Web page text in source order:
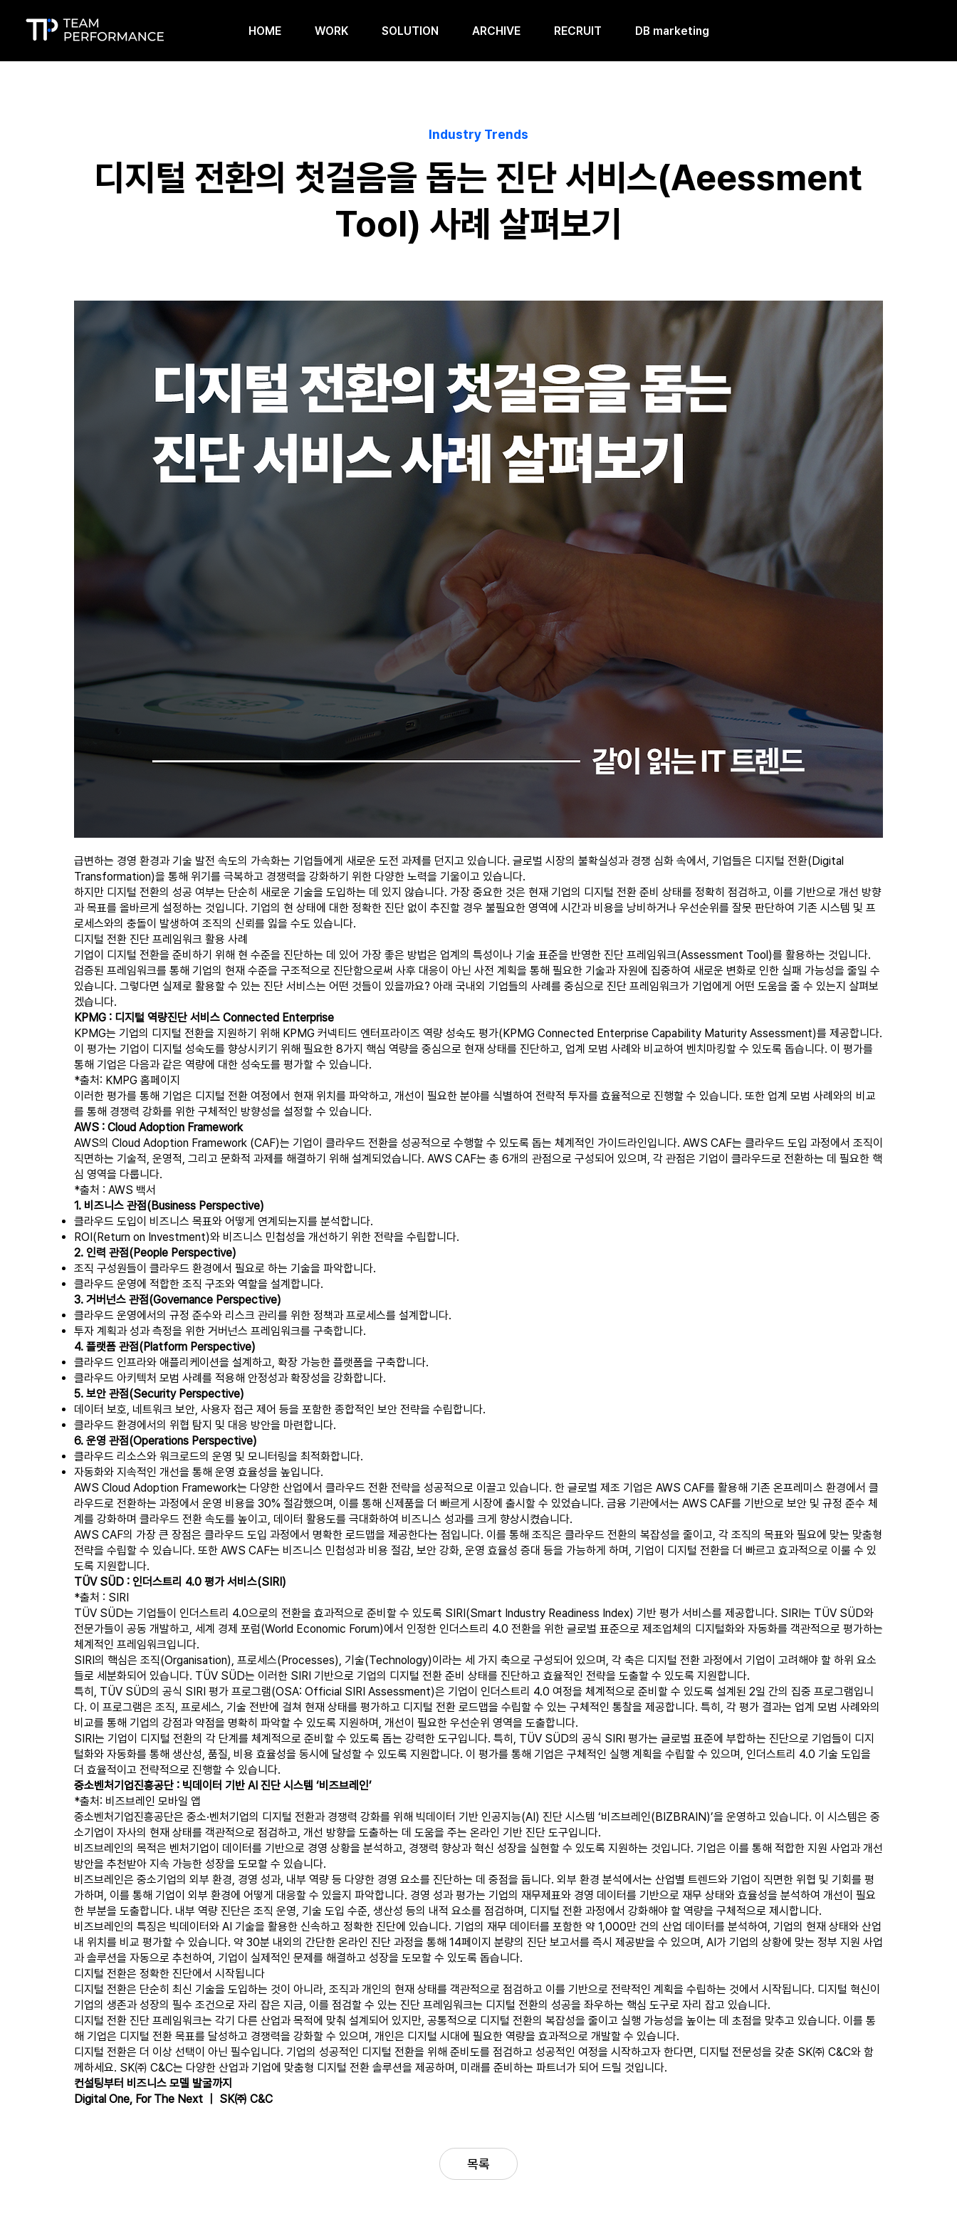
HOME WORK SOLUTION ARCHIVE RECRUIT DB marketing
Industry Trends
디지털 전환의 첫걸음을 돕는 진단 서비스(Aeessment
Tool) 사례 살펴보기
급변하는 경영 환경과 기술 발전 속도의 가속화는 기업들에게 새로운 도전 과제를 던지고 있습니다. 글로벌 시장의 불확실성과 경쟁 심화 속에서, 기업들은 디지털 전환(Digital
Transformation)을 통해 위기를 극복하고 경쟁력을 강화하기 위한 다양한 노력을 기울이고 있습니다.
하지만 디지털 전환의 성공 여부는 단순히 새로운 기술을 도입하는 데 있지 않습니다. 가장 중요한 것은 현재 기업의 디지털 전환 준비 상태를 정확히 점검하고, 이를 기반으로 개선 방향
과 목표를 올바르게 설정하는 것입니다. 기업의 현 상태에 대한 정확한 진단 없이 추진할 경우 불필요한 영역에 시간과 비용을 낭비하거나 우선순위를 잘못 판단하여 기존 시스템 및 프
로세스와의 충돌이 발생하여 조직의 신뢰를 잃을 수도 있습니다.
디지털 전환 진단 프레임워크 활용 사례
기업이 디지털 전환을 준비하기 위해 현 수준을 진단하는 데 있어 가장 좋은 방법은 업계의 특성이나 기술 표준을 반영한 진단 프레임워크(Assessment Tool)를 활용하는 것입니다.
검증된 프레임워크를 통해 기업의 현재 수준을 구조적으로 진단함으로써 사후 대응이 아닌 사전 계획을 통해 필요한 기술과 자원에 집중하여 새로운 변화로 인한 실패 가능성을 줄일 수
있습니다. 그렇다면 실제로 활용할 수 있는 진단 서비스는 어떤 것들이 있을까요? 아래 국내외 기업들의 사례를 중심으로 진단 프레임워크가 기업에게 어떤 도움을 줄 수 있는지 살펴보
겠습니다.
KPMG : 디지털 역량진단 서비스 Connected Enterprise
KPMG는 기업의 디지털 전환을 지원하기 위해 KPMG 커넥티드 엔터프라이즈 역량 성숙도 평가(KPMG Connected Enterprise Capability Maturity Assessment)를 제공합니다.
이 평가는 기업이 디지털 성숙도를 향상시키기 위해 필요한 8가지 핵심 역량을 중심으로 현재 상태를 진단하고, 업계 모범 사례와 비교하여 벤치마킹할 수 있도록 돕습니다. 이 평가를
통해 기업은 다음과 같은 역량에 대한 성숙도를 평가할 수 있습니다.
*출처: KMPG 홈페이지
이러한 평가를 통해 기업은 디지털 전환 여정에서 현재 위치를 파악하고, 개선이 필요한 분야를 식별하여 전략적 투자를 효율적으로 진행할 수 있습니다. 또한 업계 모범 사례와의 비교
를 통해 경쟁력 강화를 위한 구체적인 방향성을 설정할 수 있습니다.
AWS : Cloud Adoption Framework
AWS의 Cloud Adoption Framework (CAF)는 기업이 클라우드 전환을 성공적으로 수행할 수 있도록 돕는 체계적인 가이드라인입니다. AWS CAF는 클라우드 도입 과정에서 조직이
직면하는 기술적, 운영적, 그리고 문화적 과제를 해결하기 위해 설계되었습니다. AWS CAF는 총 6개의 관점으로 구성되어 있으며, 각 관점은 기업이 클라우드로 전환하는 데 필요한 핵
심 영역을 다룹니다.
*출처 : AWS 백서
1. 비즈니스 관점(Business Perspective)
클라우드 도입이 비즈니스 목표와 어떻게 연계되는지를 분석합니다.
ROI(Return on Investment)와 비즈니스 민첩성을 개선하기 위한 전략을 수립합니다.
2. 인력 관점(People Perspective)
조직 구성원들이 클라우드 환경에서 필요로 하는 기술을 파악합니다.
클라우드 운영에 적합한 조직 구조와 역할을 설계합니다.
3. 거버넌스 관점(Governance Perspective)
클라우드 운영에서의 규정 준수와 리스크 관리를 위한 정책과 프로세스를 설계합니다.
투자 계획과 성과 측정을 위한 거버넌스 프레임워크를 구축합니다.
4. 플랫폼 관점(Platform Perspective)
클라우드 인프라와 애플리케이션을 설계하고, 확장 가능한 플랫폼을 구축합니다.
클라우드 아키텍처 모범 사례를 적용해 안정성과 확장성을 강화합니다.
5. 보안 관점(Security Perspective)
데이터 보호, 네트워크 보안, 사용자 접근 제어 등을 포함한 종합적인 보안 전략을 수립합니다.
클라우드 환경에서의 위협 탐지 및 대응 방안을 마련합니다.
6. 운영 관점(Operations Perspective)
클라우드 리소스와 워크로드의 운영 및 모니터링을 최적화합니다.
자동화와 지속적인 개선을 통해 운영 효율성을 높입니다.
AWS Cloud Adoption Framework는 다양한 산업에서 클라우드 전환 전략을 성공적으로 이끌고 있습니다. 한 글로벌 제조 기업은 AWS CAF를 활용해 기존 온프레미스 환경에서 클
라우드로 전환하는 과정에서 운영 비용을 30% 절감했으며, 이를 통해 신제품을 더 빠르게 시장에 출시할 수 있었습니다. 금융 기관에서는 AWS CAF를 기반으로 보안 및 규정 준수 체
계를 강화하며 클라우드 전환 속도를 높이고, 데이터 활용도를 극대화하여 비즈니스 성과를 크게 향상시켰습니다.
AWS CAF의 가장 큰 장점은 클라우드 도입 과정에서 명확한 로드맵을 제공한다는 점입니다. 이를 통해 조직은 클라우드 전환의 복잡성을 줄이고, 각 조직의 목표와 필요에 맞는 맞춤형
전략을 수립할 수 있습니다. 또한 AWS CAF는 비즈니스 민첩성과 비용 절감, 보안 강화, 운영 효율성 증대 등을 가능하게 하며, 기업이 디지털 전환을 더 빠르고 효과적으로 이룰 수 있
도록 지원합니다.
TÜV SÜD : 인더스트리 4.0 평가 서비스(SIRI)
*출처 : SIRI
TÜV SÜD는 기업들이 인더스트리 4.0으로의 전환을 효과적으로 준비할 수 있도록 SIRI(Smart Industry Readiness Index) 기반 평가 서비스를 제공합니다. SIRI는 TÜV SÜD와
전문가들이 공동 개발하고, 세계 경제 포럼(World Economic Forum)에서 인정한 인더스트리 4.0 전환을 위한 글로벌 표준으로 제조업체의 디지털화와 자동화를 객관적으로 평가하는
체계적인 프레임워크입니다.
SIRI의 핵심은 조직(Organisation), 프로세스(Processes), 기술(Technology)이라는 세 가지 축으로 구성되어 있으며, 각 축은 디지털 전환 과정에서 기업이 고려해야 할 하위 요소
들로 세분화되어 있습니다. TÜV SÜD는 이러한 SIRI 기반으로 기업의 디지털 전환 준비 상태를 진단하고 효율적인 전략을 도출할 수 있도록 지원합니다.
특히, TÜV SÜD의 공식 SIRI 평가 프로그램(OSA: Official SIRI Assessment)은 기업이 인더스트리 4.0 여정을 체계적으로 준비할 수 있도록 설계된 2일 간의 집중 프로그램입니
다. 이 프로그램은 조직, 프로세스, 기술 전반에 걸쳐 현재 상태를 평가하고 디지털 전환 로드맵을 수립할 수 있는 구체적인 통찰을 제공합니다. 특히, 각 평가 결과는 업계 모범 사례와의
비교를 통해 기업의 강점과 약점을 명확히 파악할 수 있도록 지원하며, 개선이 필요한 우선순위 영역을 도출합니다.
SIRI는 기업이 디지털 전환의 각 단계를 체계적으로 준비할 수 있도록 돕는 강력한 도구입니다. 특히, TÜV SÜD의 공식 SIRI 평가는 글로벌 표준에 부합하는 진단으로 기업들이 디지
털화와 자동화를 통해 생산성, 품질, 비용 효율성을 동시에 달성할 수 있도록 지원합니다. 이 평가를 통해 기업은 구체적인 실행 계획을 수립할 수 있으며, 인더스트리 4.0 기술 도입을
더 효율적이고 전략적으로 진행할 수 있습니다.
중소벤처기업진흥공단 : 빅데이터 기반 AI 진단 시스템 ‘비즈브레인’
*출처: 비즈브레인 모바일 앱
중소벤처기업진흥공단은 중소·벤처기업의 디지털 전환과 경쟁력 강화를 위해 빅데이터 기반 인공지능(AI) 진단 시스템 ‘비즈브레인(BIZBRAIN)’을 운영하고 있습니다. 이 시스템은 중
소기업이 자사의 현재 상태를 객관적으로 점검하고, 개선 방향을 도출하는 데 도움을 주는 온라인 기반 진단 도구입니다.
비즈브레인의 목적은 벤처기업이 데이터를 기반으로 경영 상황을 분석하고, 경쟁력 향상과 혁신 성장을 실현할 수 있도록 지원하는 것입니다. 기업은 이를 통해 적합한 지원 사업과 개선
방안을 추천받아 지속 가능한 성장을 도모할 수 있습니다.
비즈브레인은 중소기업의 외부 환경, 경영 성과, 내부 역량 등 다양한 경영 요소를 진단하는 데 중점을 둡니다. 외부 환경 분석에서는 산업별 트렌드와 기업이 직면한 위협 및 기회를 평
가하며, 이를 통해 기업이 외부 환경에 어떻게 대응할 수 있을지 파악합니다. 경영 성과 평가는 기업의 재무제표와 경영 데이터를 기반으로 재무 상태와 효율성을 분석하여 개선이 필요
한 부분을 도출합니다. 내부 역량 진단은 조직 운영, 기술 도입 수준, 생산성 등의 내적 요소를 점검하며, 디지털 전환 과정에서 강화해야 할 역량을 구체적으로 제시합니다.
비즈브레인의 특징은 빅데이터와 AI 기술을 활용한 신속하고 정확한 진단에 있습니다. 기업의 재무 데이터를 포함한 약 1,000만 건의 산업 데이터를 분석하여, 기업의 현재 상태와 산업
내 위치를 비교 평가할 수 있습니다. 약 30분 내외의 간단한 온라인 진단 과정을 통해 14페이지 분량의 진단 보고서를 즉시 제공받을 수 있으며, AI가 기업의 상황에 맞는 정부 지원 사업
과 솔루션을 자동으로 추천하여, 기업이 실제적인 문제를 해결하고 성장을 도모할 수 있도록 돕습니다.
디지털 전환은 정확한 진단에서 시작됩니다
디지털 전환은 단순히 최신 기술을 도입하는 것이 아니라, 조직과 개인의 현재 상태를 객관적으로 점검하고 이를 기반으로 전략적인 계획을 수립하는 것에서 시작됩니다. 디지털 혁신이
기업의 생존과 성장의 필수 조건으로 자리 잡은 지금, 이를 점검할 수 있는 진단 프레임워크는 디지털 전환의 성공을 좌우하는 핵심 도구로 자리 잡고 있습니다.
디지털 전환 진단 프레임워크는 각기 다른 산업과 목적에 맞춰 설계되어 있지만, 공통적으로 디지털 전환의 복잡성을 줄이고 실행 가능성을 높이는 데 초점을 맞추고 있습니다. 이를 통
해 기업은 디지털 전환 목표를 달성하고 경쟁력을 강화할 수 있으며, 개인은 디지털 시대에 필요한 역량을 효과적으로 개발할 수 있습니다.
디지털 전환은 더 이상 선택이 아닌 필수입니다. 기업의 성공적인 디지털 전환을 위해 준비도를 점검하고 성공적인 여정을 시작하고자 한다면, 디지털 전문성을 갖춘 SK㈜ C&C와 함
께하세요. SK㈜ C&C는 다양한 산업과 기업에 맞춤형 디지털 전환 솔루션을 제공하며, 미래를 준비하는 파트너가 되어 드릴 것입니다.
컨설팅부터 비즈니스 모델 발굴까지
Digital One, For The Next ｜ SK㈜ C&C
목록